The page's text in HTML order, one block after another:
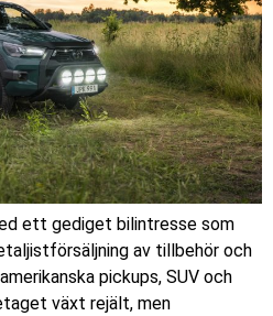
ett gediget bilintresse som
av tillbehör och
pickups, SUV och
växt rejält, men